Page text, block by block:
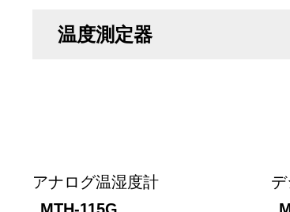
温度測定器
アナログ温湿度計